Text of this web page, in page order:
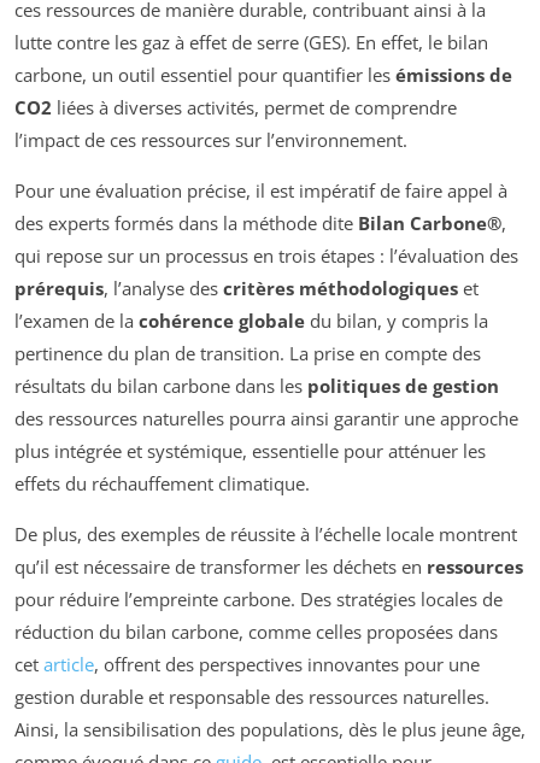
ces ressources de manière durable, contribuant ainsi à la
lutte contre les gaz à effet de serre (GES). En effet, le bilan
carbone, un outil essentiel pour quantifier les émissions de
CO2 liées à diverses activités, permet de comprendre
l’impact de ces ressources sur l’environnement.
Pour une évaluation précise, il est impératif de faire appel à
des experts formés dans la méthode dite Bilan Carbone®,
qui repose sur un processus en trois étapes : l’évaluation des
prérequis, l’analyse des critères méthodologiques et
l’examen de la cohérence globale du bilan, y compris la
pertinence du plan de transition. La prise en compte des
résultats du bilan carbone dans les politiques de gestion
des ressources naturelles pourra ainsi garantir une approche
plus intégrée et systémique, essentielle pour atténuer les
effets du réchauffement climatique.
De plus, des exemples de réussite à l’échelle locale montrent
qu’il est nécessaire de transformer les déchets en ressources
pour réduire l’empreinte carbone. Des stratégies locales de
réduction du bilan carbone, comme celles proposées dans
cet article, offrent des perspectives innovantes pour une
gestion durable et responsable des ressources naturelles.
Ainsi, la sensibilisation des populations, dès le plus jeune âge,